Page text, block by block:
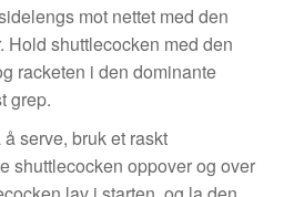
mot nettet med den
Hold shuttlecocken med den
racketen i den dominante
grep.
serve, bruk et raskt
shuttlecocken oppover og over